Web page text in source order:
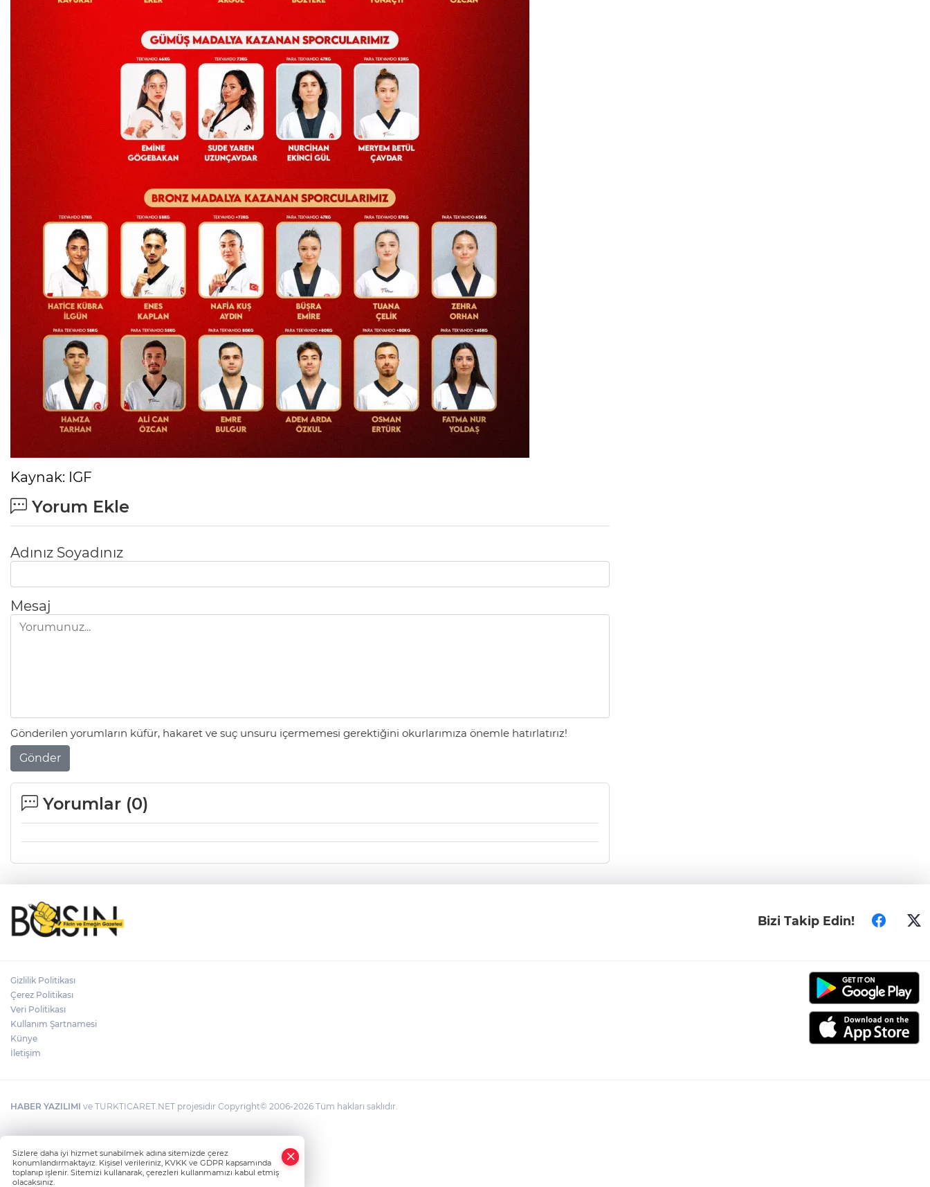
Kaynak: IGF
Yorum Ekle
Adınız Soyadınız
Mesaj
Gönderilen yorumların küfür, hakaret ve suç unsuru içermemesi gerektiğini okurlarımıza önemle hatırlatırız!
Gönder
Yorumlar (0)
Bizi Takip Edin!
Gizlilik Politikası
Çerez Politikası
Veri Politikası
Kullanım Şartnamesi
Künye
İletişim
HABER YAZILIMI ve TURKTICARET.NET projesidir Copyright© 2006-2026 Tüm hakları saklıdır.
Sizlere daha iyi hizmet sunabilmek adına sitemizde çerez
konumlandırmaktayız. Kişisel verileriniz, KVKK ve GDPR kapsamında
toplanıp işlenir. Sitemizi kullanarak, çerezleri kullanmamızı kabul etmiş
olacaksınız.